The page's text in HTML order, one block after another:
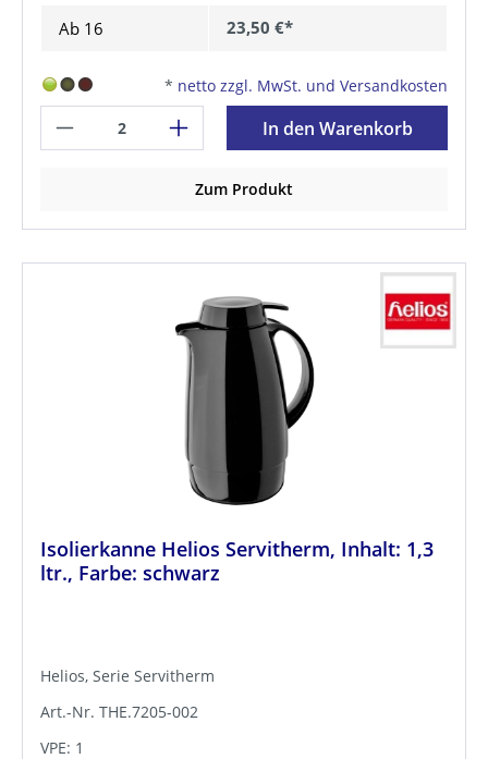
Ab 16 23,50 €*
* netto zzgl. MwSt. und Versandkosten
In den Warenkorb
Zum Produkt
Isolierkanne Helios Servitherm, Inhalt: 1,3
ltr., Farbe: schwarz
Helios, Serie Servitherm
Art.-Nr. THE.7205-002
VPE: 1